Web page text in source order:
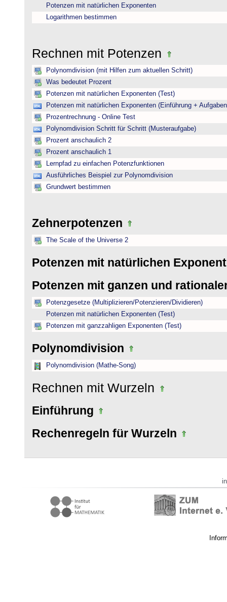
Potenzen mit natürlichen Exponenten
Logarithmen bestimmen
Rechnen mit Potenzen
Polynomdivision (mit Hilfen zum aktuellen Schritt)
Was bedeutet Prozent
Potenzen mit natürlichen Exponenten (Test)
Potenzen mit natürlichen Exponenten (Einführung +
Prozentrechnung - Online Test
Polynomdivision Schritt für Schritt (Musteraufgabe)
Prozent anschaulich 2
Prozent anschaulich 1
Lernpfad zu einfachen Potenzfunktionen
Ausführliches Beispiel zur Polynomdivision
Grundwert bestimmen
Zehnerpotenzen
The Scale of the Universe 2
Potenzen mit natürlichen
Potenzen mit ganzen und
Potenzgesetze (Multiplizieren/Potenzieren/Dividieren)
Potenzen mit natürlichen Exponenten (Test)
Potenzen mit ganzzahligen Exponenten (Test)
Polynomdivision
Polynomdivision (Mathe-Song)
Rechnen mit Wurzeln
Einführung
Rechenregeln für Wurzeln